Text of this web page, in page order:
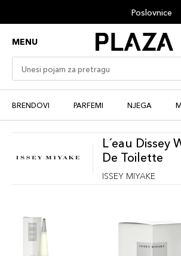
Poslovnice
MENU
BRENDOVI PARFEMI NJEGA
L´eau Dissey
De Toilette
ISSEY MIYAKE